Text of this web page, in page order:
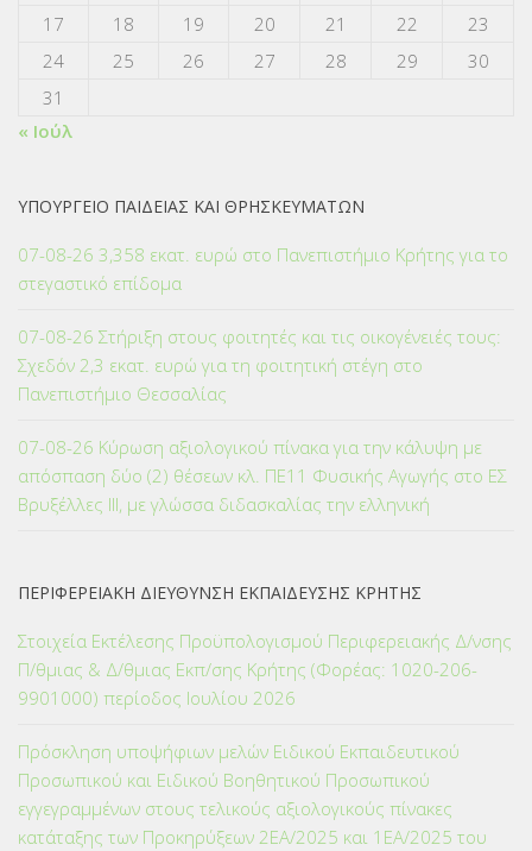
17
18 19 20 21 22
23
24
25 26 27 28 29
30
31
« Ιούλ
ΥΠΟΥΡΓΕΙΟ ΠΑΙΔΕΙΑΣ ΚΑΙ ΘΡΗΣΚΕΥΜΑΤΩΝ
07-08-26 3,358 εκατ. ευρώ στο Πανεπιστήμιο Κρήτης για το
στεγαστικό επίδομα
07-08-26 Στήριξη στους φοιτητές και τις οικογένειές τους:
Σχεδόν 2,3 εκατ. ευρώ για τη φοιτητική στέγη στο
Πανεπιστήμιο Θεσσαλίας
07-08-26 Κύρωση αξιολογικού πίνακα για την κάλυψη με
απόσπαση δύο (2) θέσεων κλ. ΠΕ11 Φυσικής Αγωγής στο ΕΣ
Βρυξέλλες ΙΙΙ, με γλώσσα διδασκαλίας την ελληνική
ΠΕΡΙΦΕΡΕΙΑΚΗ ΔΙΕΥΘΥΝΣΗ ΕΚΠΑΙΔΕΥΣΗΣ ΚΡΗΤΗΣ
Στοιχεία Εκτέλεσης Προϋπολογισμού Περιφερειακής Δ/νσης
Π/θμιας & Δ/θμιας Εκπ/σης Κρήτης (Φορέας: 1020-206-
9901000) περίοδος Ιουλίου 2026
Πρόσκληση υποψήφιων μελών Ειδικού Εκπαιδευτικού
Προσωπικού και Ειδικού Βοηθητικού Προσωπικού
εγγεγραμμένων στους τελικούς αξιολογικούς πίνακες
κατάταξης των Προκηρύξεων 2ΕΑ/2025 και 1ΕΑ/2025 του